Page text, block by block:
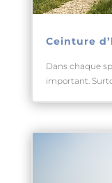
Ceinture
Dans chaque
important.